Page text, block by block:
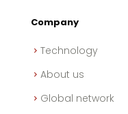
Company
Technology
About us
Global network